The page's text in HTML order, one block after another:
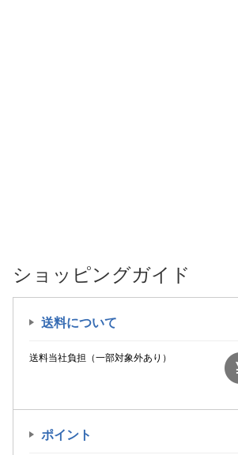
ショッピングガイド
送料について
送料当社負担（一部対象外あり）
ポイント